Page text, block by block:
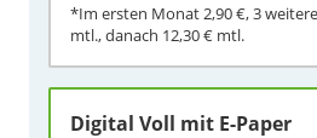
*Im ersten Monat2,90 €, 3
mtl., danach 12,30 € mtl.
Digital Voll mit E-Paper